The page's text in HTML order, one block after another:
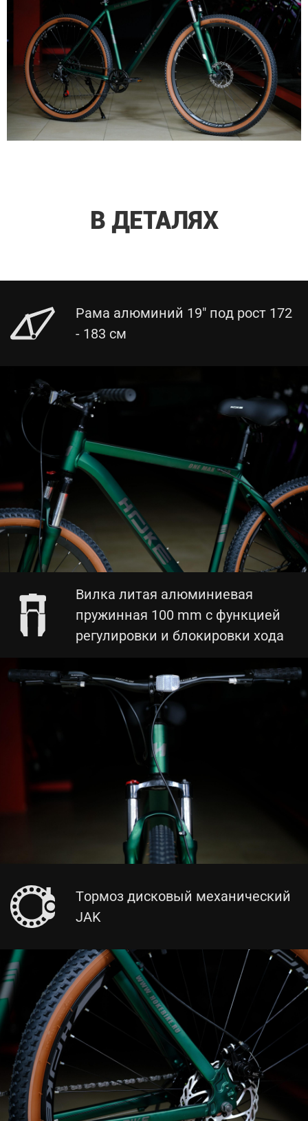
В ДЕТАЛЯХ
Рама алюминий 19" под рост 172
- 183 см
Вилка литая алюминиевая
пружинная 100 mm с функцией
регулировки и блокировки хода
Тормоз дисковый механический
JAK